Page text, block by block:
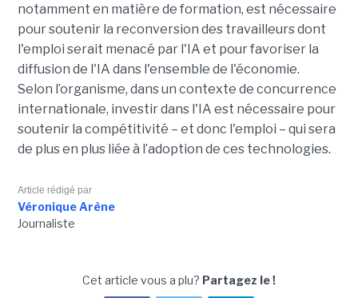
notamment en matière de formation, est nécessaire
pour soutenir la reconversion des travailleurs dont
l'emploi serait menacé par l'IA et pour favoriser la
diffusion de l'IA dans l'ensemble de l'économie.
Selon l’organisme, dans un contexte de concurrence
internationale, investir dans l'IA est nécessaire pour
soutenir la compétitivité – et donc l'emploi – qui sera
de plus en plus liée à l’adoption de ces technologies.
Article rédigé par
Véronique Arène
Journaliste
Cet article vous a plu? Partagez le !